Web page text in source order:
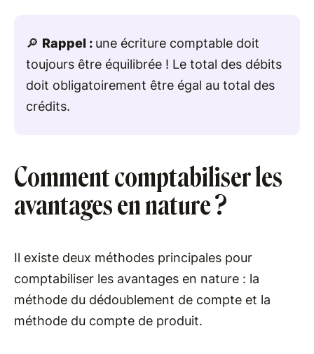
🔎 Rappel : une écriture comptable doit
toujours être équilibrée ! Le total des débits
doit obligatoirement être égal au total des
crédits.
Comment comptabiliser les
avantages en nature ?
Il existe deux méthodes principales pour
comptabiliser les avantages en nature : la
méthode du dédoublement de compte et la
méthode du compte de produit.